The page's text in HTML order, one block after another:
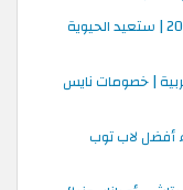
أفضل منتجات اي هيرب للشعر لسنة 2026 | ستعيد الحيوية
| خصومات نايس
أفضل لاب توب